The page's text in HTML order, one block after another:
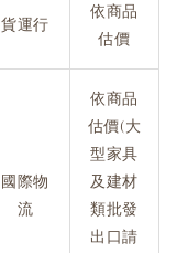
貨運行
依商品
估價
國際物
流
依商品
估價(大
型家具
及建材
類批發
出口請